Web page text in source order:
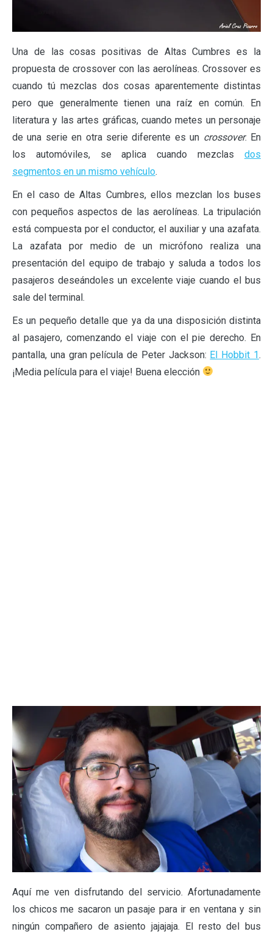
Una de las cosas positivas de Altas Cumbres es la
propuesta de crossover con las aerolíneas. Crossover es
cuando tú mezclas dos cosas aparentemente distintas
pero que generalmente tienen una raíz en común. En
literatura y las artes gráficas, cuando metes un personaje
de una serie en otra serie diferente es un crossover. En
los automóviles, se aplica cuando mezclas dos
segmentos en un mismo vehículo.
En el caso de Altas Cumbres, ellos mezclan los buses
con pequeños aspectos de las aerolíneas. La tripulación
está compuesta por el conductor, el auxiliar y una azafata.
La azafata por medio de un micrófono realiza una
presentación del equipo de trabajo y saluda a todos los
pasajeros deseándoles un excelente viaje cuando el bus
sale del terminal.
Es un pequeño detalle que ya da una disposición distinta
al pasajero, comenzando el viaje con el pie derecho. En
pantalla, una gran película de Peter Jackson: El Hobbit 1.
¡Media película para el viaje! Buena elección
Aquí me ven disfrutando del servicio. Afortunadamente
los chicos me sacaron un pasaje para ir en ventana y sin
ningún compañero de asiento jajajaja. El resto del bus